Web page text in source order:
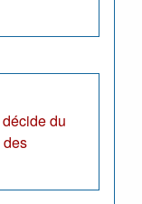
du
des